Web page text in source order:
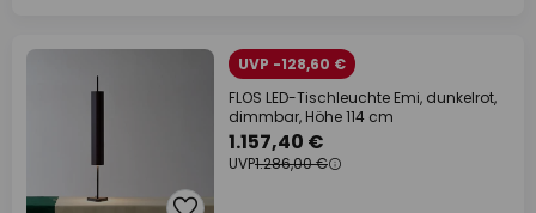
UVP -128,60 €
FLOS LED-Tischleuchte Emi, dunkelrot,
dimmbar, Höhe 114 cm
1.157,40 €
UVP1.286,00 €